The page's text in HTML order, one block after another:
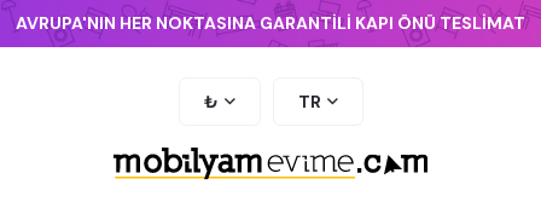
AVRUPA'NIN HER NOKTASINA GARANTİLİ KAPI ÖNÜ TESLİMAT
₺ TR